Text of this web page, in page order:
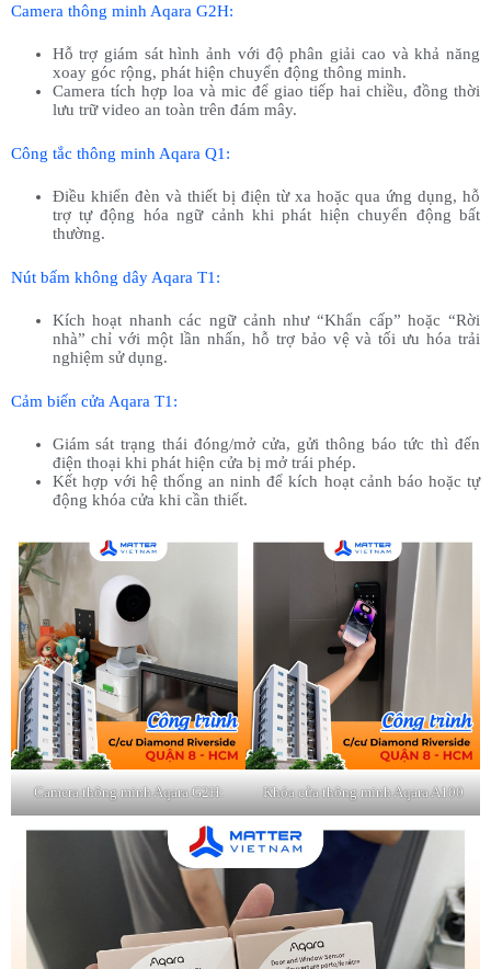
Camera thông minh Aqara G2H:
Hỗ trợ giám sát hình ảnh với độ phân giải cao và khả năng
xoay góc rộng, phát hiện chuyển động thông minh.
Camera tích hợp loa và mic để giao tiếp hai chiều, đồng thời
lưu trữ video an toàn trên đám mây.
Công tắc thông minh Aqara Q1:
Điều khiển đèn và thiết bị điện từ xa hoặc qua ứng dụng, hỗ
trợ tự động hóa ngữ cảnh khi phát hiện chuyển động bất
thường.
Nút bấm không dây Aqara T1:
Kích hoạt nhanh các ngữ cảnh như “Khẩn cấp” hoặc “Rời
nhà” chỉ với một lần nhấn, hỗ trợ bảo vệ và tối ưu hóa trải
nghiệm sử dụng.
Cảm biến cửa Aqara T1:
Giám sát trạng thái đóng/mở cửa, gửi thông báo tức thì đến
điện thoại khi phát hiện cửa bị mở trái phép.
Kết hợp với hệ thống an ninh để kích hoạt cảnh báo hoặc tự
động khóa cửa khi cần thiết.
Camera thông minh Aqara G2H: Khóa cửa thông minh Aqara A100